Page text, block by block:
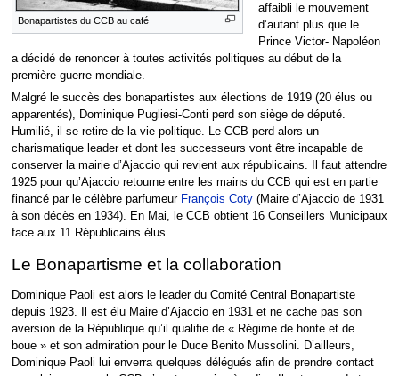
Bonapartistes du CCB au café
affaibli le mouvement
d’autant plus que le
Prince Victor- Napoléon
a décidé de renoncer à toutes activités politiques au début de la
première guerre mondiale.
Malgré le succès des bonapartistes aux élections de 1919 (20 élus ou
apparentés), Dominique Pugliesi-Conti perd son siège de député.
Humilié, il se retire de la vie politique. Le CCB perd alors un
charismatique leader et dont les successeurs vont être incapable de
conserver la mairie d’Ajaccio qui revient aux républicains. Il faut attendre
1925 pour qu’Ajaccio retourne entre les mains du CCB qui est en partie
financé par le célèbre parfumeur François Coty(Maire d’Ajaccio de 1931
à son décès en 1934). En Mai, le CCB obtient 16 Conseillers Municipaux
face aux 11 Républicains élus.
Le Bonapartisme et la collaboration
Dominique Paoli est alors le leader du Comité Central Bonapartiste
depuis 1923. Il est élu Maire d’Ajaccio en 1931 et ne cache pas son
aversion de la République qu’il qualifie de « Régime de honte et de
boue » et son admiration pour le Duce Benito Mussolini. D’ailleurs,
Dominique Paoli lui enverra quelques délégués afin de prendre contact